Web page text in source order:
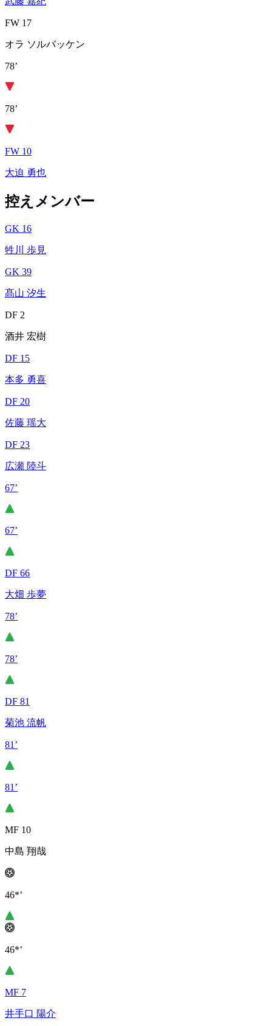
FW 17
オラ ソルバッケン
78’
78’
FW 10
大迫 勇也
控えメンバー
GK 16
牲川 歩見
GK 39
髙山 汐生
DF 2
酒井 宏樹
DF 15
本多 勇喜
DF 20
佐藤 瑶大
DF 23
広瀬 陸斗
67’
67’
DF 66
大畑 歩夢
78’
78’
DF 81
菊池 流帆
81’
81’
MF 10
中島 翔哉
46*’
46*’
MF 7
井手口 陽介